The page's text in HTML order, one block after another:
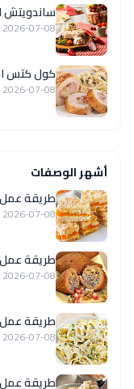
ساندويتش
2026-07-08
كول كتس
2026-07-08
أشهر الوصفات
طريقة
2026-07-08
طريقة عمل
2026-07-08
طريقة
2026-07-08
طريقة عمل رز